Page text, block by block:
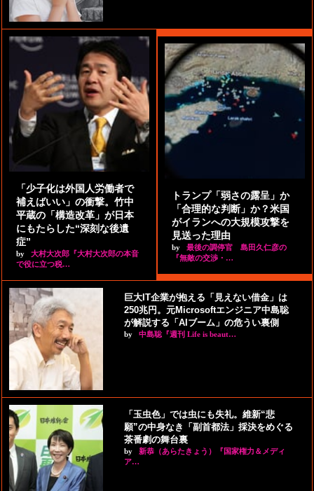
「少子化は外国人労働者で
補えばいい」の衝撃。竹中
平蔵の「構造改革」が日本
にもたらした“深刻な後遺
症”
by
大村大次郎『大村大次郎の本音
で役に立つ税…
トランプ「弱さの露呈」か
「合理的な判断」か？米国
がイランへの大規模攻撃を
見送った理由
by
最後の調停官 島田久仁彦の
『無敵の交渉・…
巨大IT企業が抱える「見えない借金」は
250兆円。元Microsoftエンジニア中島聡
が解説する「AIブーム」の危うい裏側
by 中島聡『週刊 Life is beaut…
「玉虫色」では虫にも失礼。維新“悲
願”の中身なき「副首都法」採決をめぐる
茶番劇の舞台裏
by
新恭（あらたきょう）『国家権力＆メディ
ア…